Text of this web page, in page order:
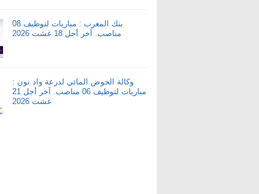
بنك المغرب : مباريات لتوظيف 08
مناصب. آخر أجل 18 غشت 2026
وكالة الحوض المائي لدرعة واد نون :
مباريات لتوظيف 06 مناصب. آخر أجل 21
غشت 2026